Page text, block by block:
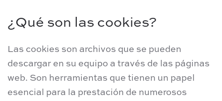
¿Qué son las cookies?
Las cookies son archivos que se pueden
descargar en su equipo a través de las páginas
web. Son herramientas que tienen un papel
esencial para la prestación de numerosos